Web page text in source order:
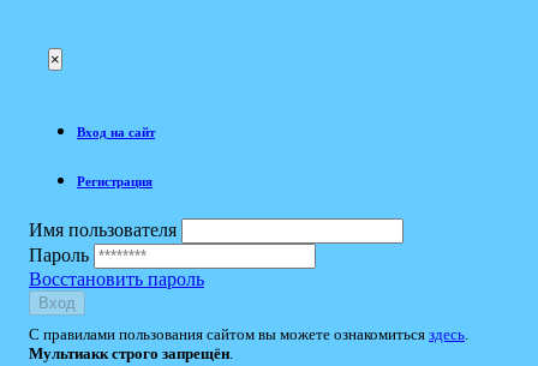
×
Вход на сайт
Регистрация
Имя пользователя
Пароль
Восстановить пароль
Вход
С правилами пользования сайтом вы можете ознакомиться здесь
Мультиакк строго запрещён